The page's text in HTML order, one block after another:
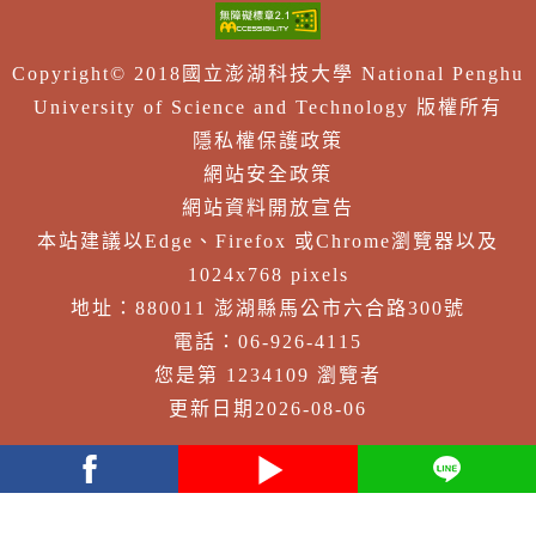
Copyright© 2018國立澎湖科技大學 National Penghu
University of Science and Technology 版權所有
隱私權保護政策
網站安全政策
網站資料開放宣告
本站建議以Edge、Firefox 或Chrome瀏覽器以及
1024x768 pixels
地址：880011 澎湖縣馬公市六合路300號
電話：06-926-4115
您是第 1234109 瀏覽者
更新日期2026-08-06